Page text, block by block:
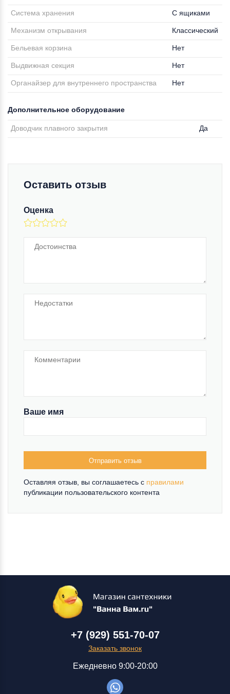
Система хранения С ящиками
Механизм открывания Классический
Бельевая корзина Нет
Выдвижная секция Нет
Органайзер для внутреннего пространства Нет
Дополнительное оборудование
Доводчик плавного закрытия Да
Оставить отзыв
Оценка
Ваше имя
Отправить отзыв
Оставляя отзыв, вы соглашаетесь c правилами
публикации пользовательского контента
+7 (929) 551-70-07
Заказать звонок
Ежедневно 9:00-20:00